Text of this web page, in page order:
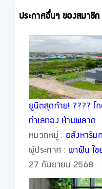
ประกาศอื่นๆ ของสมาชิ
ยูนิตสุดท้าย! ???? โ
ทำเลทอง ห้ามพลาด
หมวดหมู่ : อสังหาริม
ผู้ประกาศ : พาฝัน ไช
27 กันยายน 2568